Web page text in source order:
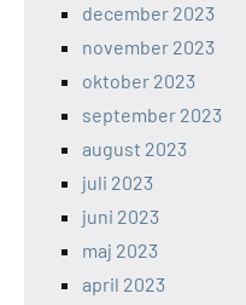
december 2023
november 2023
oktober 2023
september 2023
august 2023
juli 2023
juni 2023
maj 2023
april 2023